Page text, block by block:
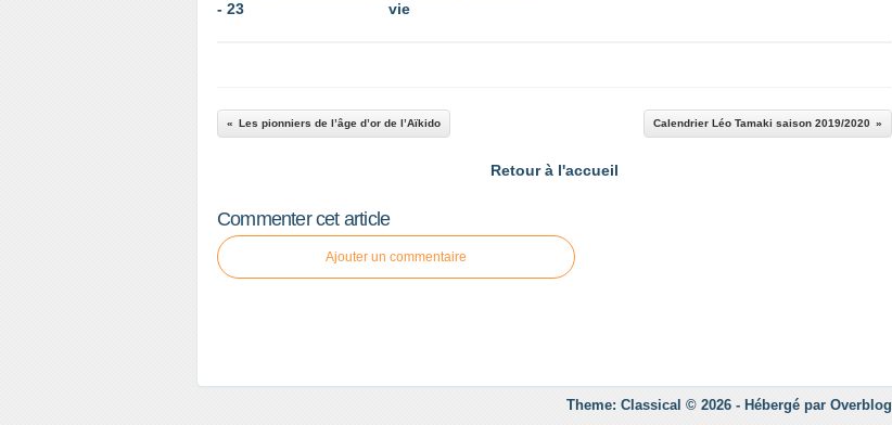
- 23
vie
Les pionniers de l’âge d’or de l’Aïkido Calendrier Léo Tamaki saison 2019/2020
Retour à l'accueil
Commenter cet article
Ajouter un commentaire
Theme: Classical © 2026 - Hébergé par Overblog